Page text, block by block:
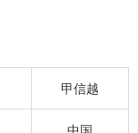
甲信越
中国